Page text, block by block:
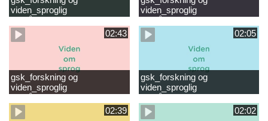
viden_sproglig
læsevanskeligheder.mp4
viden_sproglig
første læsning 6-8 år.mp4
02:43
gsk_forskning og
viden_sproglig
forståelse_Støt dit barns
fortsatte læsning 8-10 år.mp4
02:05
gsk_forskning og
viden_sproglig
forståelse_Snak med dit barn
6 mdr-2 år.mp4
02:39 02:02